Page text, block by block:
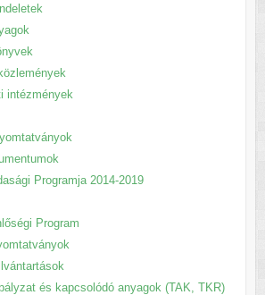
intézmények
Programja 2014-2019
Program
és kapcsolódó anyagok (TAK, TKR)